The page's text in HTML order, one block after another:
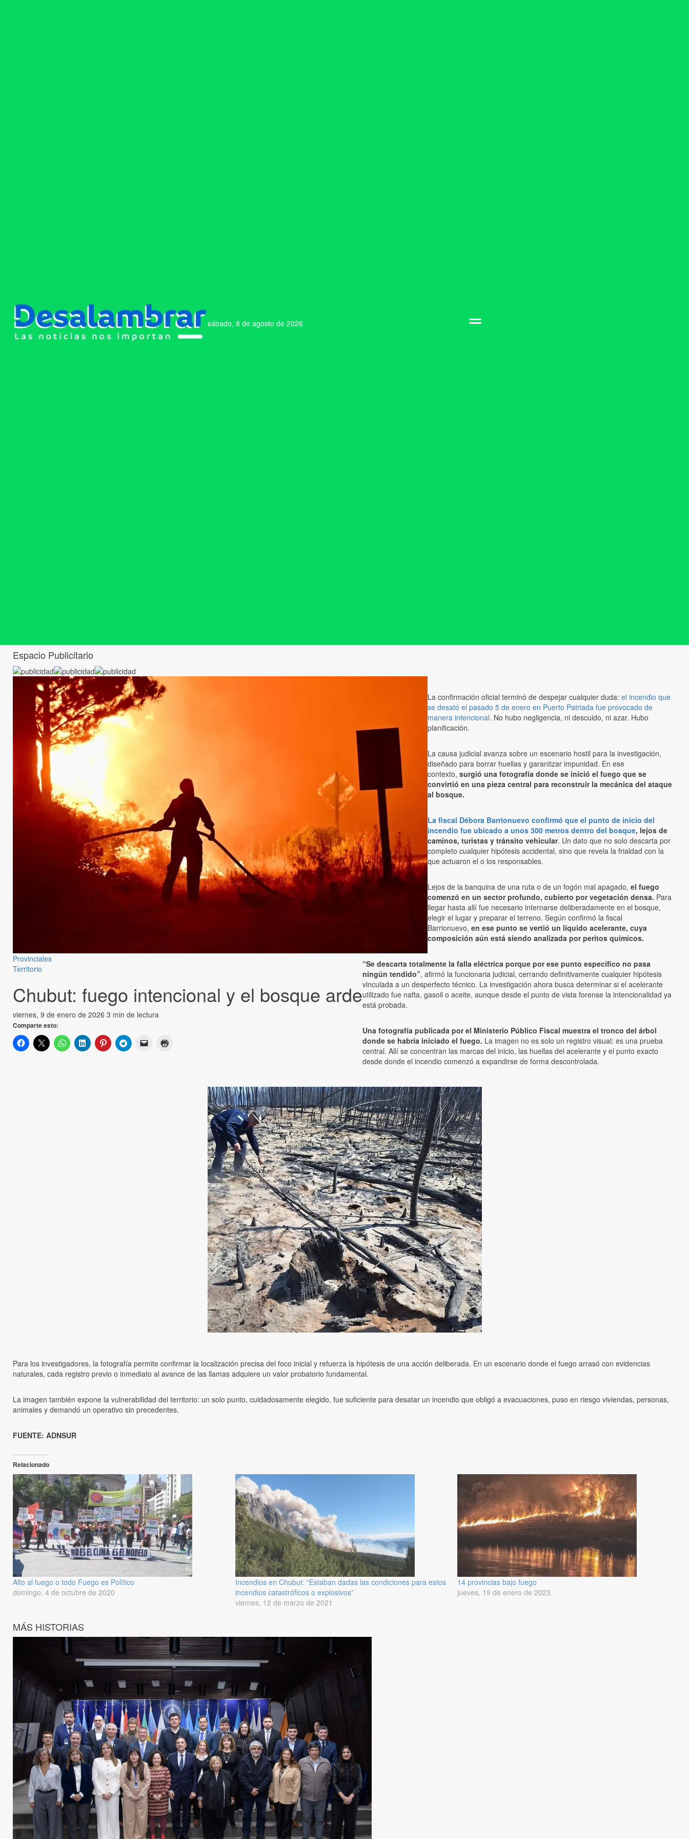
sábado, 8 de agosto de 2026
Espacio Publicitario
Provinciales
Territorio
Chubut: fuego intencional y el bosque arde
viernes, 9 de enero de 2026 3 min de lectura
Comparte esto:
La confirmación oficial terminó de despejar cualquier duda: el incendio que
se desató el pasado 5 de enero en Puerto Patriada fue provocado de
manera intencional. No hubo negligencia, ni descuido, ni azar. Hubo
planificación.
La causa judicial avanza sobre un escenario hostil para la investigación,
diseñado para borrar huellas y garantizar impunidad. En ese
contexto, surgió una fotografía donde se inició el fuego que se
convirtió en una pieza central para reconstruir la mecánica del ataque
al bosque.
La fiscal Débora Barrionuevo confirmó que el punto de inicio del
incendio fue ubicado a unos 300 metros dentro del bosque, lejos de
caminos, turistas y tránsito vehicular. Un dato que no solo descarta por
completo cualquier hipótesis accidental, sino que revela la frialdad con la
que actuaron el o los responsables.
Lejos de la banquina de una ruta o de un fogón mal apagado, el fuego
comenzó en un sector profundo, cubierto por vegetación densa. Para
llegar hasta allí fue necesario internarse deliberadamente en el bosque,
elegir el lugar y preparar el terreno. Según confirmó la fiscal
Barrionuevo, en ese punto se vertió un líquido acelerante, cuya
composición aún está siendo analizada por peritos químicos.
“Se descarta totalmente la falla eléctrica porque por ese punto específico no pasa
ningún tendido”, afirmó la funcionaria judicial, cerrando definitivamente cualquier hipótesis
vinculada a un desperfecto técnico. La investigación ahora busca determinar si el acelerante
utilizado fue nafta, gasoil o aceite, aunque desde el punto de vista forense la intencionalidad ya
está probada.
Una fotografía publicada por el Ministerio Público Fiscal muestra el tronco del árbol
donde se habría iniciado el fuego. La imagen no es solo un registro visual: es una prueba
central. Allí se concentran las marcas del inicio, las huellas del acelerante y el punto exacto
desde donde el incendio comenzó a expandirse de forma descontrolada.
Para los investigadores, la fotografía permite confirmar la localización precisa del foco inicial y refuerza la hipótesis de una acción deliberada. En un escenario donde el fuego arrasó con evidencias
naturales, cada registro previo o inmediato al avance de las llamas adquiere un valor probatorio fundamental.
La imagen también expone la vulnerabilidad del territorio: un solo punto, cuidadosamente elegido, fue suficiente para desatar un incendio que obligó a evacuaciones, puso en riesgo viviendas, personas,
animales y demandó un operativo sin precedentes.
FUENTE: ADNSUR
Relacionado
Alto al fuego o todo Fuego es Político
domingo, 4 de octubre de 2020
Incendios en Chubut: “Estaban dadas las condiciones para estos
incendios catastróficos o explosivos”
viernes, 12 de marzo de 2021
14 provincias bajo fuego
jueves, 19 de enero de 2023
MÁS HISTORIAS